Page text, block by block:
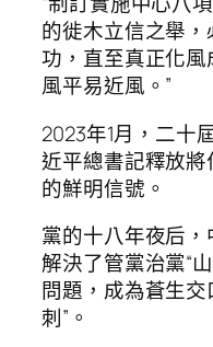
的徙木立信之舉
功，直至真正化
風平易近風。”
2023年1月，二十
近平總書記釋放
的鮮明信號。
黨的十八年夜后，
解決了管黨治黨“
問題，成為蒼生
刺”。